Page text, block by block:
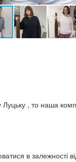
, то наша
в залежності